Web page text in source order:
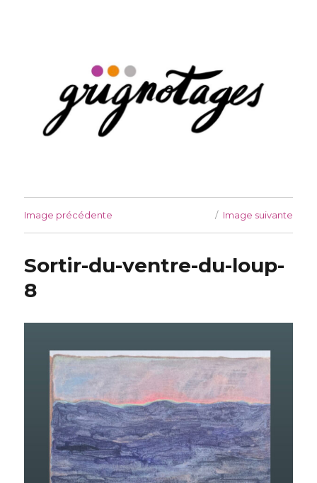
Image précédente Image suivante
Sortir-du-ventre-du-loup-
8